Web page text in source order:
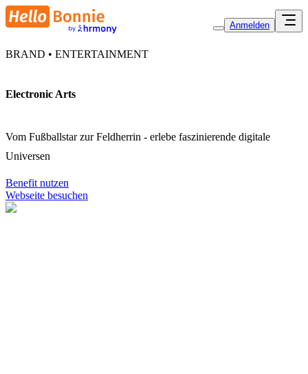
Anmelden
BRAND • ENTERTAINMENT
Electronic Arts
Vom Fußballstar zur Feldherrin - erlebe faszinierende digitale
Universen
Benefit nutzen
Webseite besuchen